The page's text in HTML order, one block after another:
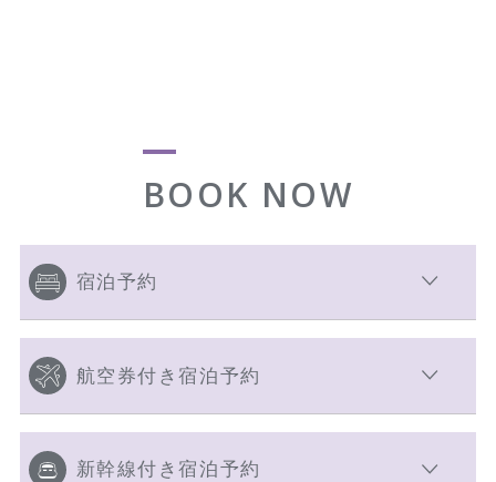
BOOK NOW
宿泊予約
航空券付き宿泊予約
新幹線付き宿泊予約